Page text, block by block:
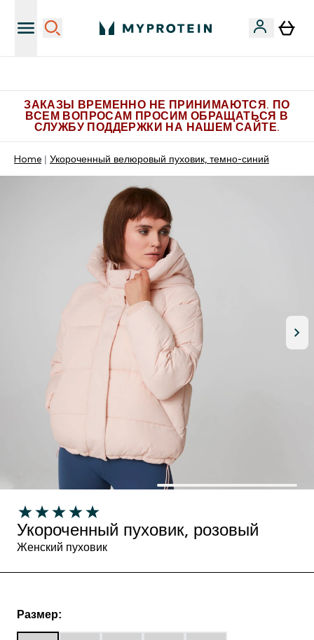
ЗАКАЗЫ ВРЕМЕННО НЕ ПРИНИМАЮТСЯ. ПО
ВСЕМ ВОПРОСАМ ПРОСИМ ОБРАЩАТЬСЯ В
СЛУЖБУ ПОДДЕРЖКИ НА НАШЕМ САЙТЕ.
Home Укороченный велюровый пуховик, темно-синий
Укороченный пуховик, розовый
Женский пуховик
Размер: